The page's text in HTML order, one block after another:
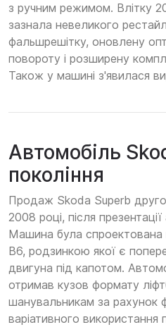
з ручним режимом. Влітку
зазнала невеликого
фальшрешітку, оновлену
повороту і розширену
Також у машині з'явилася
Автомобіль
покоління
Продаж Skoda Superb
2008 році, після
Машина була спроектована
B6, родзинкою якої є
двигуна під капотом.
отримав кузов формату
шанувальникам за рахунок
варіативного